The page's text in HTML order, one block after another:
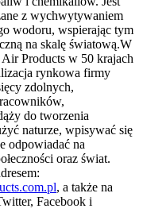
z wychwytywaniem
wodoru, wspierając tym
na skalę światową.W
Products w 50 krajach
rynkowa firmy
zdolnych,
do tworzenia
naturze, wpisywać się
odpowiadać na
oraz świat.
, a także na
Facebook i